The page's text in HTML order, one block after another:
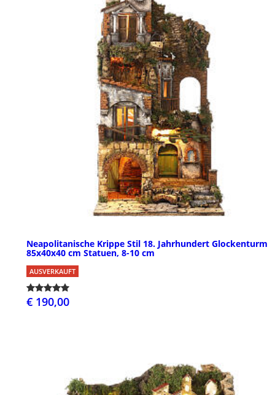
Neapolitanische Krippe Stil 18. Jahrhundert Glockenturm
85x40x40 cm Statuen, 8-10 cm
AUSVERKAUFT
€ 190,00